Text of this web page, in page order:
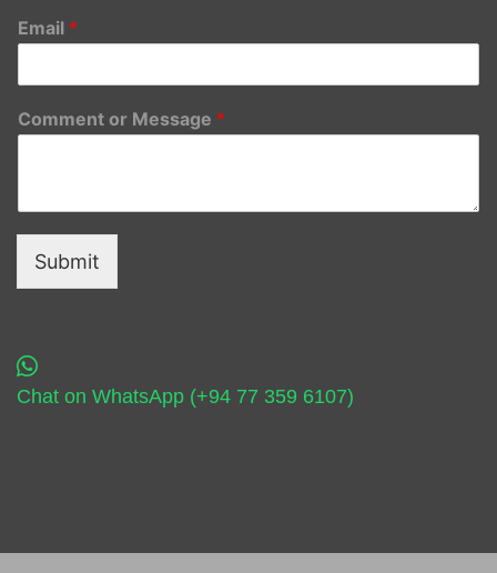
Email *
Comment or Message *
Submit
Chat on WhatsApp (+94 77 359 6107)